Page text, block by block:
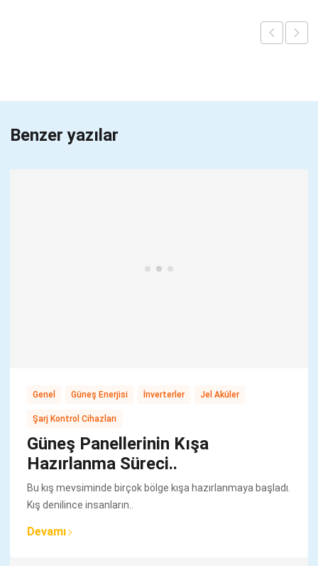
Benzer yazılar
Genel Güneş Enerjisi İnverterler Jel Aküler
Şarj Kontrol Cihazları
Güneş Panellerinin Kışa
Hazırlanma Süreci..
Bu kış mevsiminde birçok bölge kışa hazırlanmaya başladı.
Kış denilince insanların..
Devamı